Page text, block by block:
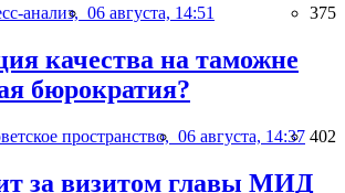
анализ, 06 августа, 14:51 375
качества на таможне
бюрократия?
пространство, 06 августа, 14:37 402
за визитом главы МИД